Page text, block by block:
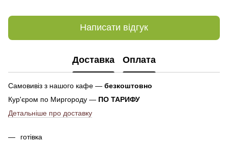
Написати відгук
Доставка Оплата
Самовивіз з нашого кафе — безкоштовно
Кур'єром по Миргороду — ПО ТАРИФУ
Детальніше про доставку
готівка